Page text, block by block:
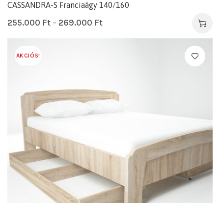
CASSANDRA-S Franciaágy 140/160
255.000 Ft – 269.000 Ft
AKCIÓS!